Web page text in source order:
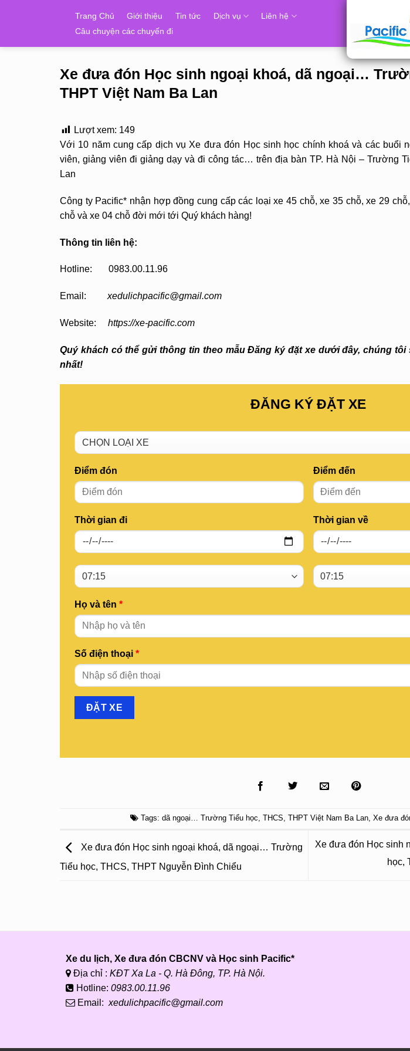
Trang Chủ Giới thiệu Tin tức Dịch vụ
Liên hệ
Câu chuyện các chuyến đi
Xe đưa đón Học sinh ngoại khoá, dã ngoại…
THPT Việt Nam Ba Lan
Lượt xem: 149
Với 10 năm cung cấp dịch vụ Xe đưa đón Học sinh học chính khoá và các buổi
viên, giảng viên đi giảng dạy và đi công tác… trên địa bàn TP. Hà Nội – Trường
Lan
Công ty Pacific* nhận hợp đồng cung cấp các loại xe 45 chỗ, xe 35 chỗ, xe 29
chỗ và xe 04 chỗ đời mới tới Quý khách hàng!
Thông tin liên hệ:
Hotline: 0983.00.11.96
Email: xedulichpacific@gmail.com
Website: https://xe-pacific.com
Quý khách có thể gửi thông tin theo mẫu Đăng ký đặt xe dưới đây, chúng
nhất!
ĐĂNG KÝ ĐẶT XE
Điểm đón
Thời gian đi
Điểm đến
Thời gian về
Họ và tên *
Số điện thoại *
Tags: dã ngoại… Trường Tiểu học, THCS, THPT Việt Nam Ba Lan, Xe đưa
Xe đưa đón Học sinh ngoại khoá, dã ngoại… Trường
Tiểu học, THCS, THPT Nguyễn Đình Chiểu
Xe đưa đón Học sinh
học,
Xe du lịch, Xe đưa đón CBCNV và Học sinh Pacific*
Địa chỉ : KĐT Xa La - Q. Hà Đông, TP. Hà Nội.
Hotline: 0983.00.11.96
Email: xedulichpacific@gmail.com